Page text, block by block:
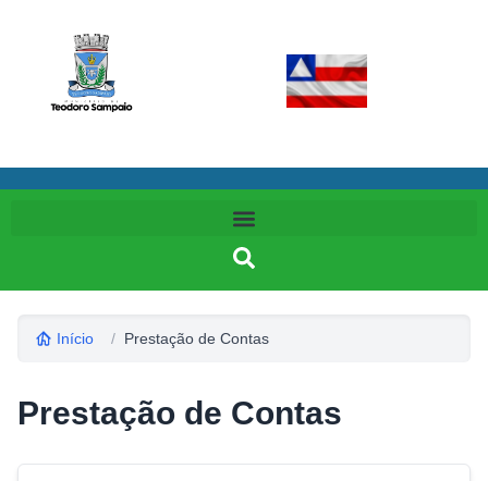
Início / Prestação de Contas
Prestação de Contas